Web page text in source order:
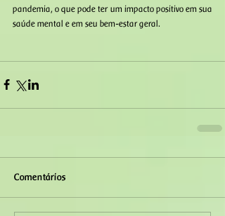
pandemia, o que pode ter um impacto positivo em sua
saúde mental e em seu bem-estar geral.
Comentários